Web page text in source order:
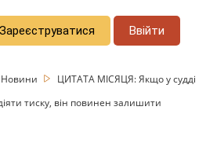
Зареєструватися Ввійти
Новини
ЦИТАТА МІСЯЦЯ: Якщо у судді
тиску, він повинен залишити